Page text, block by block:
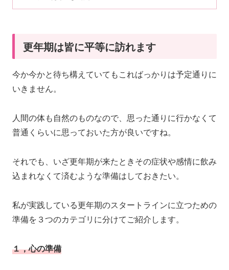
更年期は皆に平等に訪れます
今か今かと待ち構えていてもこればっかりは予定通りに
いきません。
人間の体も自然のものなので、思った通りに行かなくて
普通くらいに思っておいた方が良いですね。
それでも、いざ更年期が来たときその症状や感情に飲み
込まれなくて済むような準備はしておきたい。
私が実践している更年期のスタートラインに立つための
準備を３つのカテゴリに分けてご紹介します。
１，心の準備